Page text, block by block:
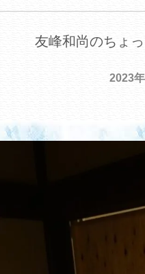
友峰和尚のちょ
2023